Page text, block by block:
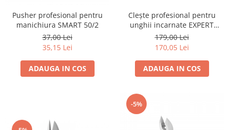
Pusher profesional pentru
manichiura SMART 50/2
37,00 Lei
35,15 Lei
ADAUGA IN COS
Clește profesional pentru
unghii incarnate EXPERT
61/16
179,00 Lei
170,05 Lei
ADAUGA IN COS
-5%